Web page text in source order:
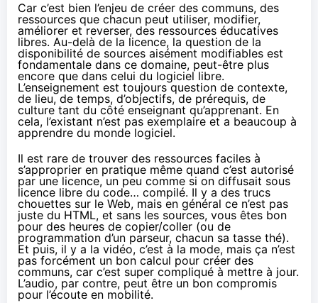
Car c’est bien l’enjeu de créer des communs, des
ressources que chacun peut utiliser, modifier,
améliorer et reverser, des ressources éducatives
libres. Au-delà de la licence, la question de la
disponibilité de sources aisément modifiables est
fondamentale dans ce domaine, peut-être plus
encore que dans celui du logiciel libre.
L’enseignement est toujours question de contexte,
de lieu, de temps, d’objectifs, de prérequis, de
culture tant du côté enseignant qu’apprenant. En
cela, l’existant n’est pas exemplaire et a beaucoup à
apprendre du monde logiciel.
Il est rare de trouver des ressources faciles à
s’approprier en pratique même quand c’est autorisé
par une licence, un peu comme si on diffusait sous
licence libre du code… compilé. Il y a des trucs
chouettes sur le Web, mais en général ce n’est pas
juste du HTML, et sans les sources, vous êtes bon
pour des heures de copier/coller (ou de
programmation d’un parseur, chacun sa tasse thé).
Et puis, il y a la vidéo, c’est à la mode, mais ça n’est
pas forcément un bon calcul pour créer des
communs, car c’est super compliqué à mettre à jour.
L’audio, par contre, peut être un bon compromis
pour l’écoute en mobilité.